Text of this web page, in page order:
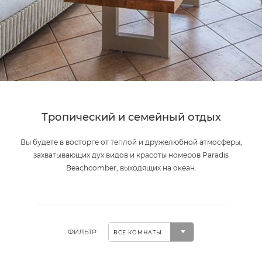
Тропический и семейный отдых
Вы будете в восторге от теплой и дружелюбной атмосферы,
захватывающих дух видов и красоты номеров Paradis
Beachcomber, выходящих на океан.
ФИЛЬТР